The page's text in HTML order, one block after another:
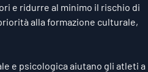
e ridurre al minimo il rischio di
alla formazione culturale,
e psicologica aiutano gli atleti a